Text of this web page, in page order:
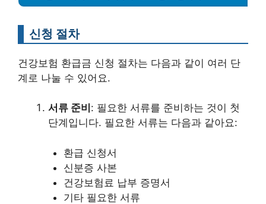
신청 절차
건강보험 환급금 신청 절차는 다음과 같이 여러 단
계로 나눌 수 있어요.
서류 준비 : 필요한 서류를 준비하는 것이 첫
단계입니다. 필요한 서류는 다음과 같아요:
환급 신청서
신분증 사본
건강보험료 납부 증명서
기타 필요한 서류